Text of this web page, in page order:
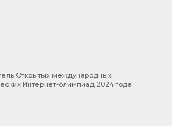
Открытых международных
Интернет-олимпиад 2024 года